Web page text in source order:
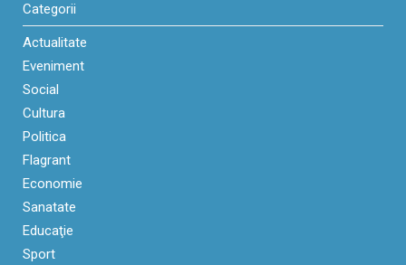
Categorii
Actualitate
Eveniment
Social
Cultura
Politica
Flagrant
Economie
Sanatate
Educaţie
Sport